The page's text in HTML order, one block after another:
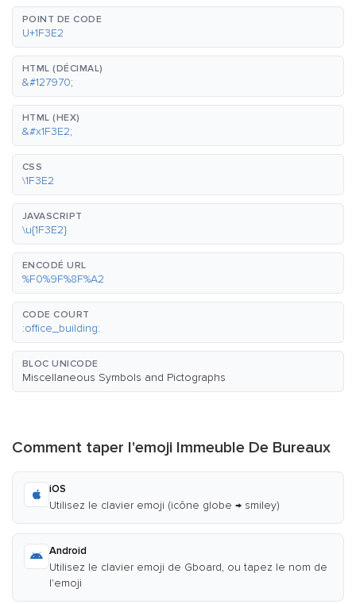
POINT DE CODE
U+1F3E2
HTML (DÉCIMAL)
&#127970;
HTML (HEX)
&#x1F3E2;
CSS
\1F3E2
JAVASCRIPT
\u{1F3E2}
ENCODÉ URL
%F0%9F%8F%A2
CODE COURT
:office_building:
BLOC UNICODE
Miscellaneous Symbols and Pictographs
Comment taper l'emoji Immeuble De Bureaux
iOS
Utilisez le clavier emoji (icône globe → smiley)
Android
Utilisez le clavier emoji de Gboard, ou tapez le nom de
l'emoji